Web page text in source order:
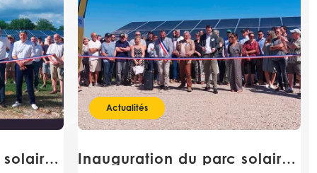
Inauguration du parc solaire de Laramière
Actualités
Inauguration du parc solaire d’Evry